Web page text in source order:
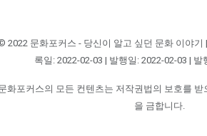
2022 문화포커스 - 당신이 알고 싶던 문화 이야기
록일: 2022-02-03 | 발행일: 2022-02-03 |
화포커스의 모든 컨텐츠는 저작권법의 보호를
을 금합니다.